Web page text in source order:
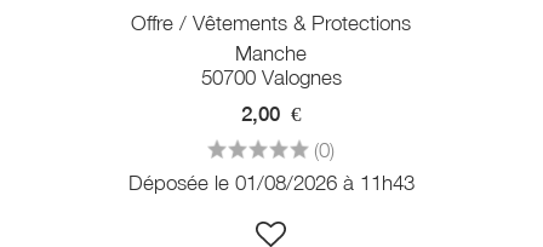
Offre / Vêtements & Protections
Manche
50700 Valognes
2,00 €
(0)
Déposée le 01/08/2026 à 11h43